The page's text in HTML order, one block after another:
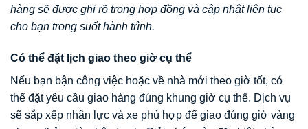
hàng sẽ được ghi rõ trong hợp đồng và cập nhật liên tục
cho bạn trong suốt hành trình.
Có thể đặt lịch giao theo giờ cụ thể
Nếu bạn bận công việc hoặc về nhà mới theo giờ tốt, có
thể đặt yêu cầu giao hàng đúng khung giờ cụ thể. Dịch vụ
sẽ sắp xếp nhân lực và xe phù hợp để giao đúng giờ vàng